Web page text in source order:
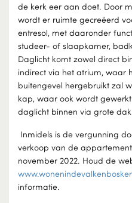
de kerk eer aan doet. Door
wordt er ruimte gecreëerd
entresol, met daaronder
studeer- of slaapkamer,
Daglicht komt zowel direct
indirect via het atrium, waar
buitengevel hergebruikt zal
kap, waar ook wordt
daglicht binnen via grote
Inmidels is de vergunning
verkoop van de
november 2022. Houd de
informatie.